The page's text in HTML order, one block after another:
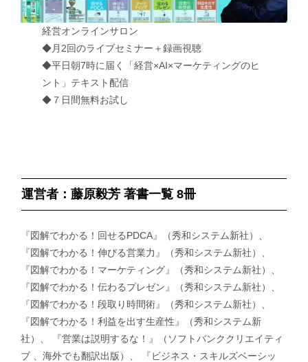
経営オンラインサロン
◆月2回のライブセミナー＋録画視聴
◆平日朝7時に届く「経営×AI×マーケティングのヒ
ント」テキスト配信
◆７日間無料お試し
運営者：藤原毅芳 著書一覧 8冊
『図解でわかる！回せるPDCA』（秀和システム新社）、
『図解でわかる！伸びる営業力』（秀和システム新社）、
『図解でわかる！マーケティング』（秀和システム新社）、
『図解でわかる！伝わるプレゼン』（秀和システム新社）、
『図解でわかる！段取り時間術』（秀和システム新社）、
『図解でわかる！利益を出す生産性』（秀和システム新
社）、 『営業は説明するな！』（ソフトバンククリエイティ
ブ 、海外でも翻訳出版）、 『ビジネス・スキルズベーシッ